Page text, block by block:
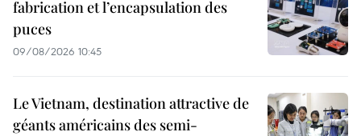
fabrication et l’encapsulation des
puces
09/08/2026 10:45
Le Vietnam, destination attractive de
géants américains des semi-